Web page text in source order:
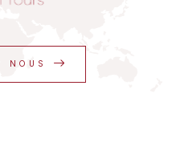
NOUS